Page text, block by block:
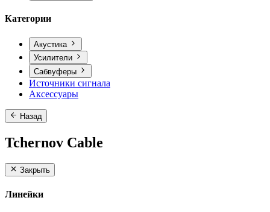
Категории
Акустика
Усилители
Сабвуферы
Источники сигнала
Аксессуары
Назад
Tchernov Cable
Закрыть
Линейки